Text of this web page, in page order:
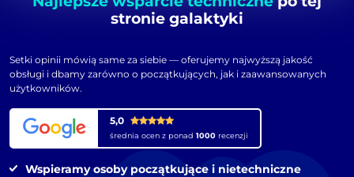
stronie galaktyki
Setki opinii mówią same za siebie — oferujemy najwyższą jakość
obsługi i dbamy zarówno o początkujących, jak i zaawansowanych
użytkowników.
5,0
średnia ocen z ponad 1000 recenzji
Wspieramy osoby początkujące i nietechniczne